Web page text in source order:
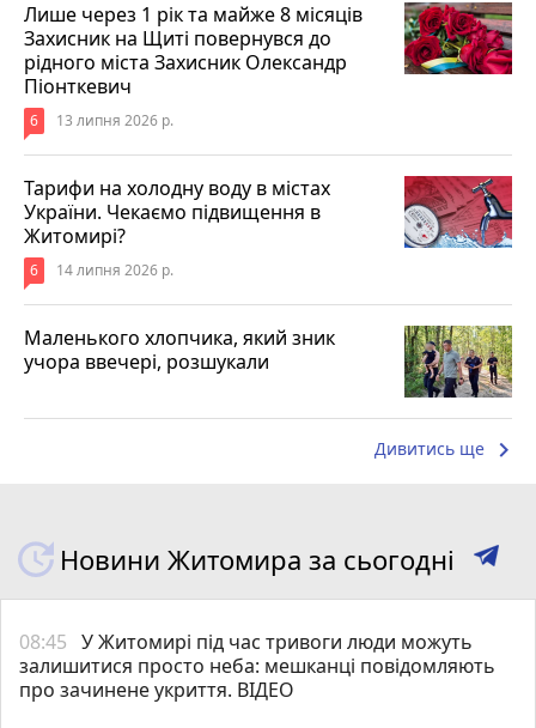
Лише через 1 рік та майже 8 місяців
Захисник на Щиті повернувся до
рідного міста Захисник Олександр
Піонткевич
6 13 липня 2026 р.
Тарифи на холодну воду в містах
України. Чекаємо підвищення в
Житомирі?
6 14 липня 2026 р.
Маленького хлопчика, який зник
учора ввечері, розшукали
Дивитись ще keyboard_arrow_right
Новини Житомира за сьогодні
08:45 У Житомирі під час тривоги люди можуть
залишитися просто неба: мешканці повідомляють
про зачинене укриття. ВІДЕО